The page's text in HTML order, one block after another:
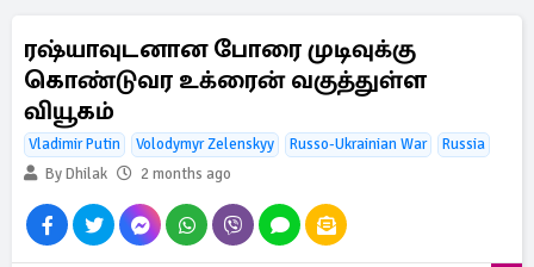
ரஷ்யாவுடனான போரை முடிவுக்கு
கொண்டுவர உக்ரைன் வகுத்துள்ள
வியூகம்
Vladimir Putin Volodymyr Zelenskyy Russo-Ukrainian War
Russia
By Dhilak
2 months ago